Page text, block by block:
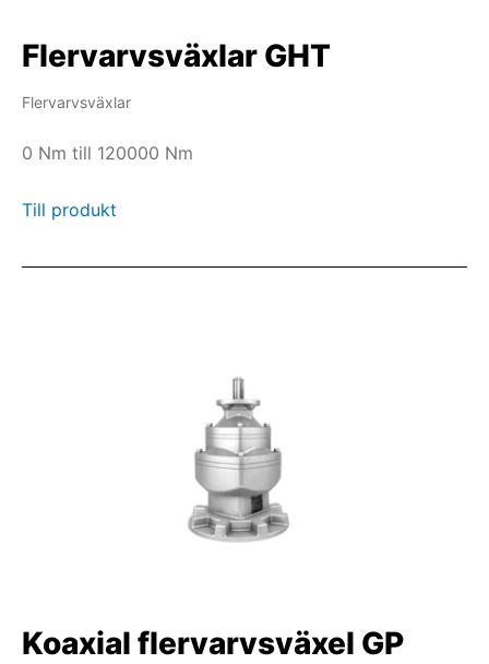
Flervarvsväxlar GHT
Flervarvsväxlar
0 Nm till 120000 Nm
Till produkt
Koaxial flervarvsväxel GP